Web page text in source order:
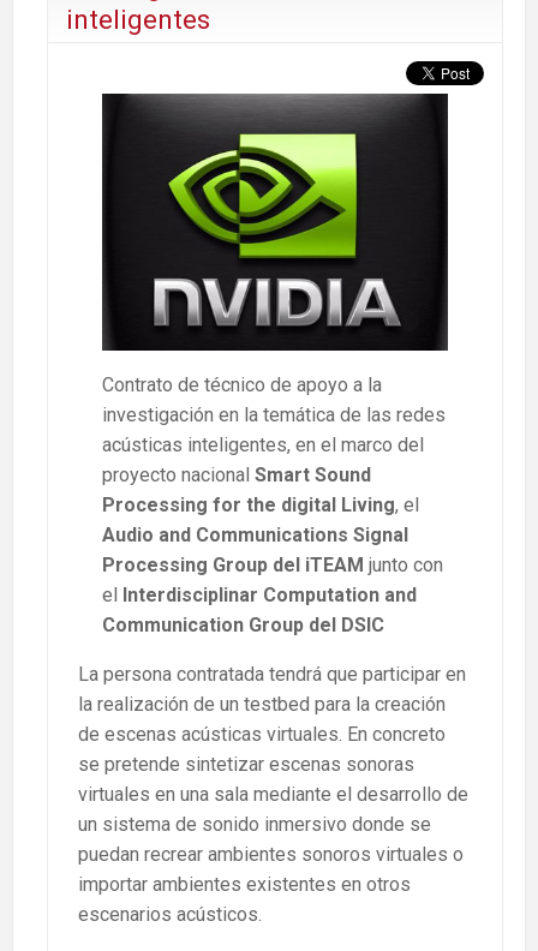
inteligentes
Contrato de técnico de apoyo a la
investigación en la temática de las redes
acústicas inteligentes, en el marco del
proyecto nacional Smart Sound
Processing for the digital Living, el
Audio and Communications Signal
Processing Group del iTEAM junto con
el Interdisciplinar Computation and
Communication Group del DSIC
La persona contratada tendrá que participar en
la realización de un testbed para la creación
de escenas acústicas virtuales. En concreto
se pretende sintetizar escenas sonoras
virtuales en una sala mediante el desarrollo de
un sistema de sonido inmersivo donde se
puedan recrear ambientes sonoros virtuales o
importar ambientes existentes en otros
escenarios acústicos.